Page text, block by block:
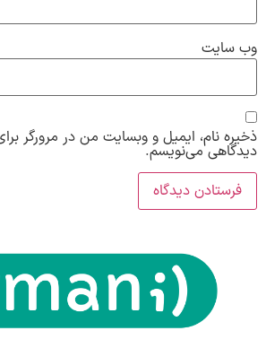
وب‌ سایت
ذخیره نام، ایمیل و وبسایت من در مرورگر
دیدگاهی می‌نویسم.